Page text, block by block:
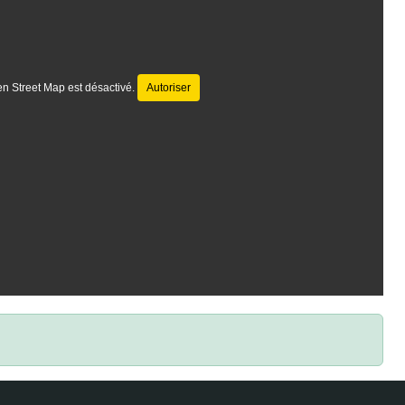
Street Map est désactivé. Autoriser